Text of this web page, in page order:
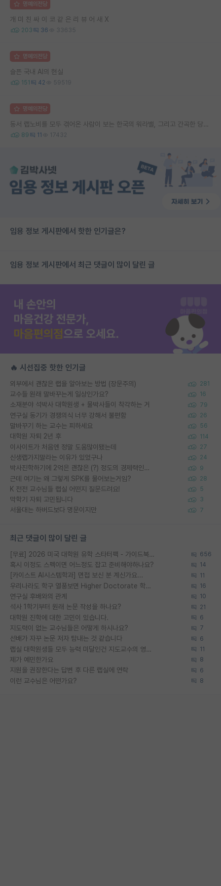
명예의전당
개 미 친 싸 이 코 같 은 리 뷰 어 새 X
203 36 33635
명예의전당
슬픈 국내 AI의 현실
151 42 59519
명예의전당
동서 랩노비를 모두 겪어온 사람이 보는 한국의 워라밸, 그리고 간곡한 당부의 말씀
89 11 17432
임용 정보 게시판에서 핫한 인기글은?
임용 정보 게시판에서 최근 댓글이 많이 달린 글
🔥 시선집중 핫한 인기글
외부에서 괜찮은 랩을 알아보는 방법 (장문주의) 281
교수들 원래 말바꾸는게 일상인가요? 16
소재분야 석박사 대학원생 + 물박사들이 착각하는 거 79
연구실 동기가 경쟁의식 너무 강해서 불편함 26
말바꾸기 하는 교수는 피하세요 56
대학원 자퇴 2년 후 114
이사이트가 처음엔 정말 도움많이됐는데 27
신생랩가지말라는 이유가 있었구나 24
박사진학하기에 2억은 괜찮은 (?) 정도의 경제력인가요 9
근데 여기는 왜 그렇게 SPK를 물어보는거임? 28
K 전전 교수님들 랩실 어떤지 질문드려요! 5
막학기 자퇴 고민됩니다 3
서울대는 하버드보다 명문이지만 7
최근 댓글이 많이 달린 글
[무료] 2026 미국 대학원 유학 스타터팩 - 가이드북 & 합격자 컨택메일 템플릿 656
혹시 이정도 스펙이면 어느정도 잡고 준비해야하나요? 14
[카이스트 AI시스템학과] 면접 보신 분 계신가요... 11
우리나라도 학구 열풍보면 Higher Doctorate 학위가 필요하다고 봅니다. 16
연구실 후배와의 관계 10
석사 1학기부터 원래 논문 작성을 하나요? 21
대학원 진학에 대한 고민이 있습니다. 6
지도력이 없는 교수님들은 어떻게 하시나요? 7
선배가 자꾸 논문 저자 탐내는 것 같습니다 6
랩실 대학원생들 모두 능력 미달인건 지도교수의 영향 아닌가? 11
제가 예민한가요 8
지원을 권장한다는 답변 후 다른 랩실에 연락 6
이런 교수님은 어떤가요? 8